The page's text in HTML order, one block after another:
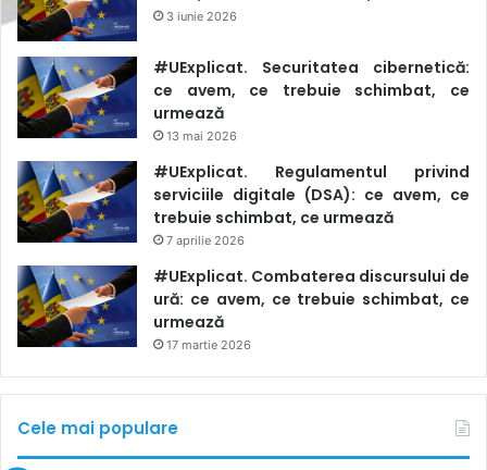
3 iunie 2026
#UExplicat. Securitatea cibernetică:
ce avem, ce trebuie schimbat, ce
urmează
13 mai 2026
#UExplicat. Regulamentul privind
serviciile digitale (DSA): ce avem, ce
trebuie schimbat, ce urmează
7 aprilie 2026
#UExplicat. Combaterea discursului de
ură: ce avem, ce trebuie schimbat, ce
urmează
17 martie 2026
Cele mai populare